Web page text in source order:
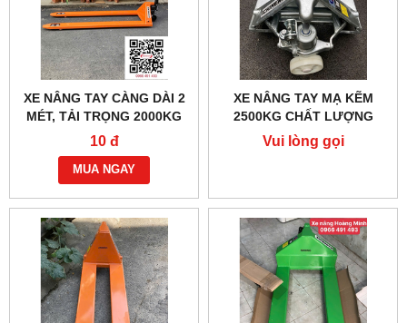
XE NÂNG TAY CÀNG DÀI 2
MÉT, TẢI TRỌNG 2000KG
10 đ
MUA NGAY
XE NÂNG TAY MẠ KẼM
2500KG CHẤT LƯỢNG
CAO
Vui lòng gọi